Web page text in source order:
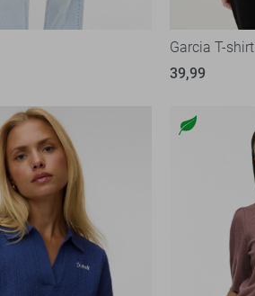
Garcia T-shirt
39,99